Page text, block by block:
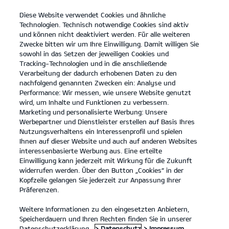
open
menu
KONTAKT
KONFIGURATOR
Kia Picanto: Kraftstoffverbrauch kombiniert 4,9 – 5,6 l/100km; CO₂-
Emissionen kombiniert 110 – 127 g/km. CO₂-Klasse D.
Kia Stonic: Kraftstoffverbrauch kombiniert 5,5 – 5,8 l/100km; CO₂-
Emissionen kombiniert 125 – 132 g/km. CO₂-Klasse D.
Kia Ceed: Kraftstoffverbrauch kombiniert 5,3 – 6,3 l/100km; CO₂-
Emissionen kombiniert 127– 142 g/km. CO₂-Klasse E.
Kia XCeed: Kraftstoffverbrauch kombiniert 6,1 – 6,3 l/100km; CO₂-
Kia ProCeed: Kraftstoffverbrauch kombiniert 6,3 l/100km; CO₂-
Emissionen kombiniert 142 g/km. CO₂-Klasse E.
Kia Ceed Sportswagon: Kraftstoffverbrauch kombiniert 5,7 – 6,4
l/100km; CO₂-Emissionen kombiniert 128 – 145 g/km. CO₂-Klasse D
CO₂-Emissionen kombiniert 131 – 159 g/km. CO₂-Klasse D – F.
Kia Sorento Kraftstoffverbrauch kombiniert 6,2 – 6,6 l/100km; CO₂-
Emissionen kombiniert 163 – 174 g/km. CO₂-Klasse F.
Diese Website verwendet Cookies und ähnliche
Technologien. Technisch notwendige Cookies sind aktiv
und können nicht deaktiviert werden. Für alle weiteren
Zwecke bitten wir um Ihre Einwilligung. Damit willigen Sie
sowohl in das Setzen der jeweiligen Cookies und
Tracking-Technologien und in die anschließende
Verarbeitung der dadurch erhobenen Daten zu den
nachfolgend genannten Zwecken ein: Analyse und
Performance: Wir messen, wie unsere Website genutzt
wird, um Inhalte und Funktionen zu verbessern.
Marketing und personalisierte Werbung: Unsere
Werbepartner und Dienstleister erstellen auf Basis Ihres
Nutzungsverhaltens ein Interessenprofil und spielen
Ihnen auf dieser Website und auch auf anderen Websites
interessenbasierte Werbung aus. Eine erteilte
Einwilligung kann jederzeit mit Wirkung für die Zukunft
widerrufen werden. Über den Button „Cookies“ in der
Kopfzeile gelangen Sie jederzeit zur Anpassung Ihrer
Präferenzen.
Weitere Informationen zu den eingesetzten Anbietern,
Speicherdauern und Ihren Rechten finden Sie in unserer